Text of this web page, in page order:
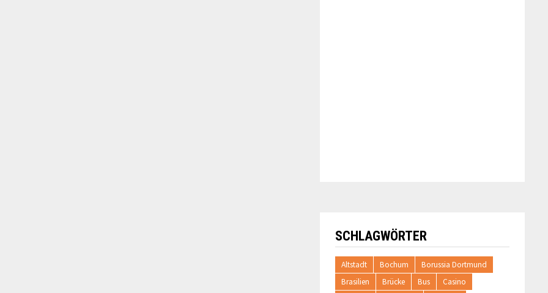
SCHLAGWÖRTER
Altstadt Bochum
Borussia Dortmund
Brasilien
Brücke Bus
Casino